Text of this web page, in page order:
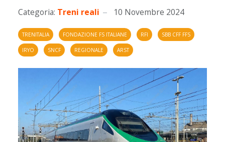
Categoria: Treni reali 10 Novembre 2024
TRENITALIA FONDAZIONE FS ITALIANE RFI SBB CFF FFS
IRYO SNCF REGIONALE ARST